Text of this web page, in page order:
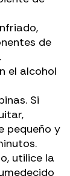
de
el alcohol
Si
pequeño y
utilice la